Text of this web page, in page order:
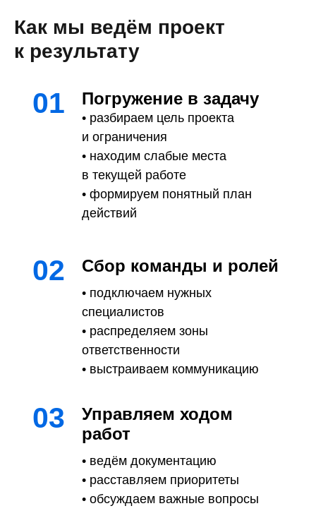
Как мы ведём проект
к результату
Управляем ходом
работ
• ведём документацию
• расставляем приоритеты
• обсуждаем важные вопросы
Погружение в задачу
• разбираем цель проекта
и ограничения
• находим слабые места
в текущей работе
• формируем понятный план
действий
01
03
Сбор команды и ролей
• подключаем нужных
специалистов
• распределяем зоны
ответственности
• выстраиваем коммуникацию
02